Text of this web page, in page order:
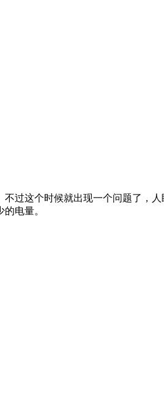
过这个时候就出现一个问题了，
电量。